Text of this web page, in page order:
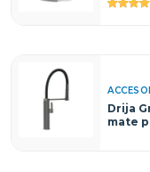
Drija
mate